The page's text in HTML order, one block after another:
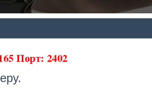
Порт: 2402